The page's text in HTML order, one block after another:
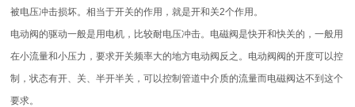
被电压冲击损坏。相当于开关的作用，就是开和关2个作用。
电动阀的驱动一般是用电机，比较耐电压冲击。电磁阀是快开和快关的，一般用
在小流量和小压力，要求开关频率大的地方电动阀反之。电动阀阀的开度可以控
制，状态有开、关、半开半关，可以控制管道中介质的流量而电磁阀达不到这个
要求。